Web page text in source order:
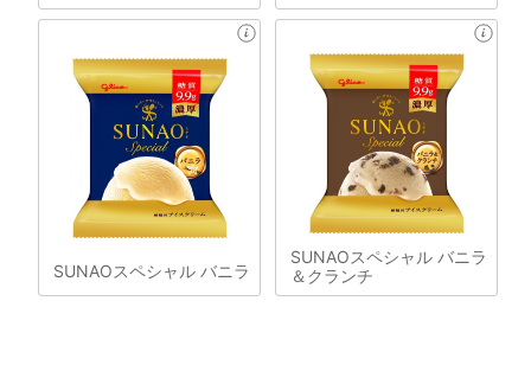
SUNAOスペシャル バニラ
SUNAOスペシャル バニラ
＆クランチ